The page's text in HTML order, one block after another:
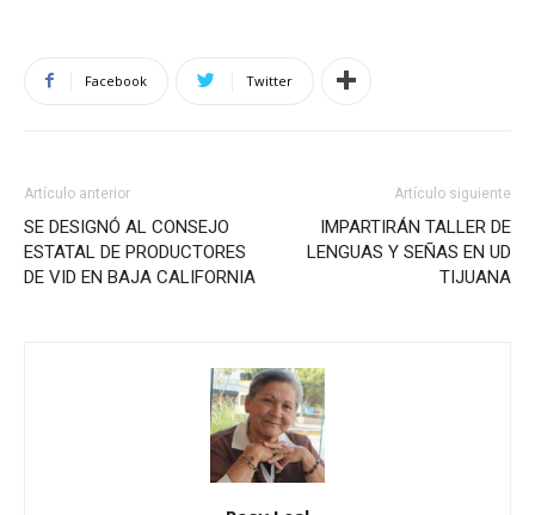
Facebook Twitter
Artículo anterior
SE DESIGNÓ AL CONSEJO
ESTATAL DE PRODUCTORES
DE VID EN BAJA CALIFORNIA
Artículo siguiente
IMPARTIRÁN TALLER DE
LENGUAS Y SEÑAS EN UD
TIJUANA